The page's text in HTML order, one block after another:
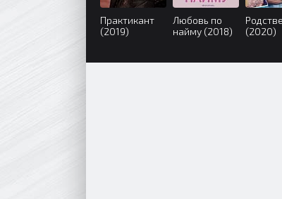
Практикант
(2019)
Любовь по
найму (2018)
(2020)